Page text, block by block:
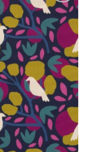
Auf die
Wunschliste